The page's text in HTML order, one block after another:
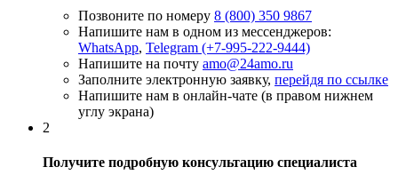
Позвоните по номеру 8 (800) 350 9867
Напишите нам в одном из мессенджеров:
WhatsApp, Telegram (+7-995-222-9444)
Напишите на почту amo@24amo.ru
Заполните электронную заявку, перейдя по ссылке
Напишите нам в онлайн-чате (в правом нижнем
углу экрана)
2
Получите подробную консультацию специалиста